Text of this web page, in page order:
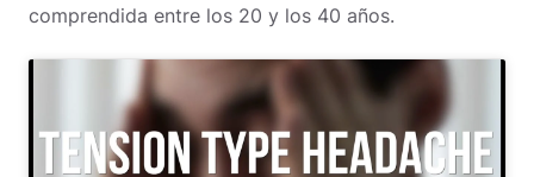
comprendida entre los 20 y los 40 años.